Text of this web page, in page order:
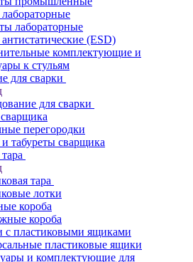
лабораторные
(ESD)
комплектующие и
к стульям
для сварки
для сварки
перегородки
и табуреты сварщика
тара
лотки
короба
короба
с пластиковыми ящиками
пластиковые ящики
и комплектующие для